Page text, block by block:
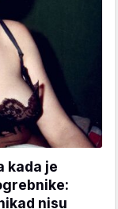
kada je
nisu